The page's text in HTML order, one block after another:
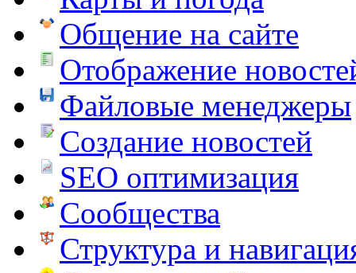
Общение на сайте
Отображение
Файловые менеджеры
Создание новостей
SEO оптимизация
Сообщества
Структура и